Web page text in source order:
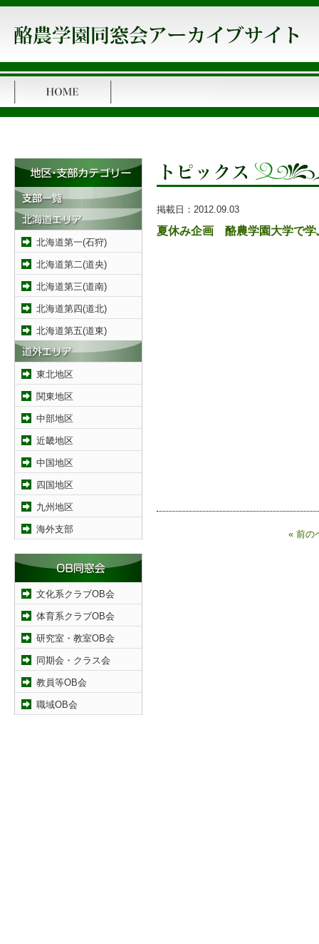
北海道第一(石狩)
北海道第二(道央)
北海道第三(道南)
北海道第四(道北)
北海道第五(道東)
東北地区
関東地区
中部地区
近畿地区
中国地区
四国地区
九州地区
海外支部
文化系クラブOB会
体育系クラブOB会
研究室・教室OB会
同期会・クラス会
教員等OB会
職域OB会
掲載日： 2012.09.03
夏休み企画 酪農学園大学で学
« 前の